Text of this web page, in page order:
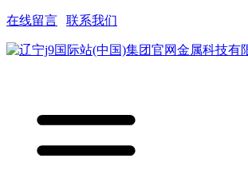
在线留言 联系我们